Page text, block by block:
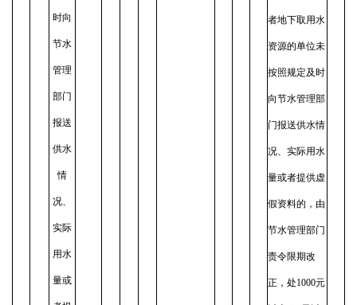
时向
节水
管理
部门
报送
供水
情
况、
实际
用水
量或
者地下取用水
资源的单位未
按照规定及时
向节水管理部
门报送供水情
况、实际用水
量或者提供虚
假资料的，由
节水管理部门
责令限期改
正，处1000元